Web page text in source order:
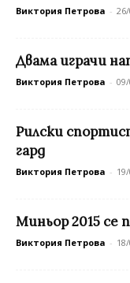
Виктория Петрова -
Двама играчи
Виктория Петрова -
Рилски
гард
Виктория Петрова -
Миньор 2015 се
Виктория Петрова -